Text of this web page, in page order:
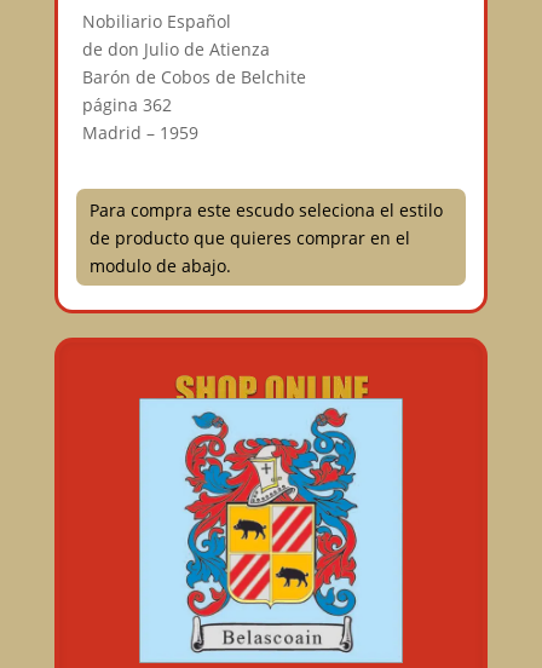
Nobiliario Español
de don Julio de Atienza
Barón de Cobos de Belchite
página 362
Madrid – 1959
Para compra este escudo seleciona el estilo
de producto que quieres comprar en el
modulo de abajo.